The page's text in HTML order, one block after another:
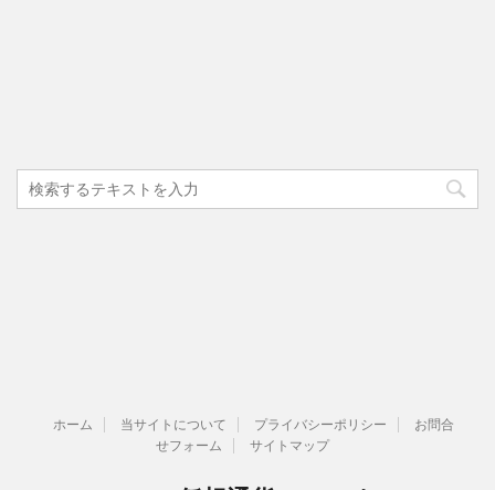
ホーム 当サイトについて プライバシーポリシー
お問合
せフォーム
サイトマップ